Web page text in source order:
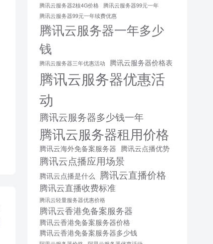
腾讯云服务器2核4G价格
腾讯云服务器99元一年
腾讯云服务器99元一年续费优惠
腾讯云服务器一年多少
钱
腾讯云服务器三年优惠活动 腾讯云服务器价格表
腾讯云服务器优惠活
动
腾讯云服务器多少钱一年
腾讯云服务器租用价格
腾讯云海外免备案服务器 腾讯云点播优势
腾讯云点播应用场景
腾讯云点播是什么 腾讯云直播价格
腾讯云直播收费标准
腾讯云轻量服务器优惠价格
腾讯云香港免备案服务器
腾讯云香港免备案服务器价格
腾讯云香港免备案服务器多少钱